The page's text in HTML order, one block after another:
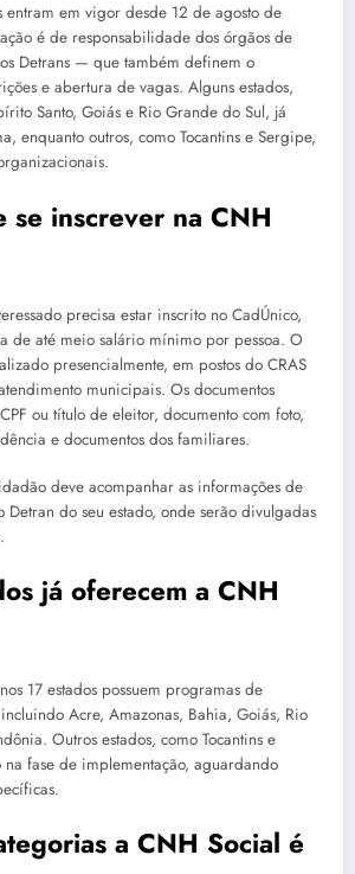
entram em vigor desde 12 de agosto de
é de responsabilidade dos órgãos de
Detrans — que também definem o
e abertura de vagas. Alguns estados,
Santo, Goiás e Rio Grande do Sul, já
enquanto outros, como Tocantins e Sergipe,
se inscrever na CNH
precisa estar inscrito no CadÚnico,
de até meio salário mínimo por pessoa. O
presencialmente, em postos do CRAS
municipais. Os documentos
ou título de eleitor, documento com foto,
e documentos dos familiares.
deve acompanhar as informações de
Detran do seu estado, onde serão divulgadas
já oferecem a CNH
17 estados possuem programas de
Acre, Amazonas, Bahia, Goiás, Rio
Outros estados, como Tocantins e
fase de implementação, aguardando
a CNH Social é